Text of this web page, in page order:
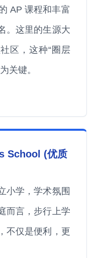
AP 课程和丰富
。这里的生源大
区，这种“圈层
关键。
School (优质
小学，学术氛围
而言，步行上学
不仅是便利，更